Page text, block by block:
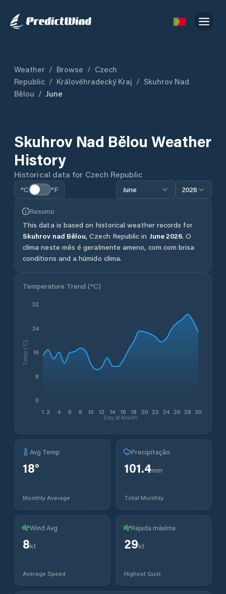
Weather / Browse / Czech
Republic / Královéhradecký Kraj / Skuhrov Nad
Bělou / June
Skuhrov Nad Bělou Weather
History
Historical data for Czech Republic
°C °F June 2026
Resumo
This data is based on historical weather records for
Skuhrov nad Bělou, Czech Republic in June2026.O
clima neste mês é geralmente ameno, com com brisa
conditions and a húmido clima.
Temperature Trend (°C)
1 2 4 6 8 10 12 14 16 18 20 22 24 26 28 30
Day of Month
0
8
16
24
32
Temp (°C)
Avg Temp
18°
Monthly Average
Precipitação
101.4mm
Total Monthly
Wind Avg
8kt
Average Speed
Rajada máxima
29kt
Highest Gust